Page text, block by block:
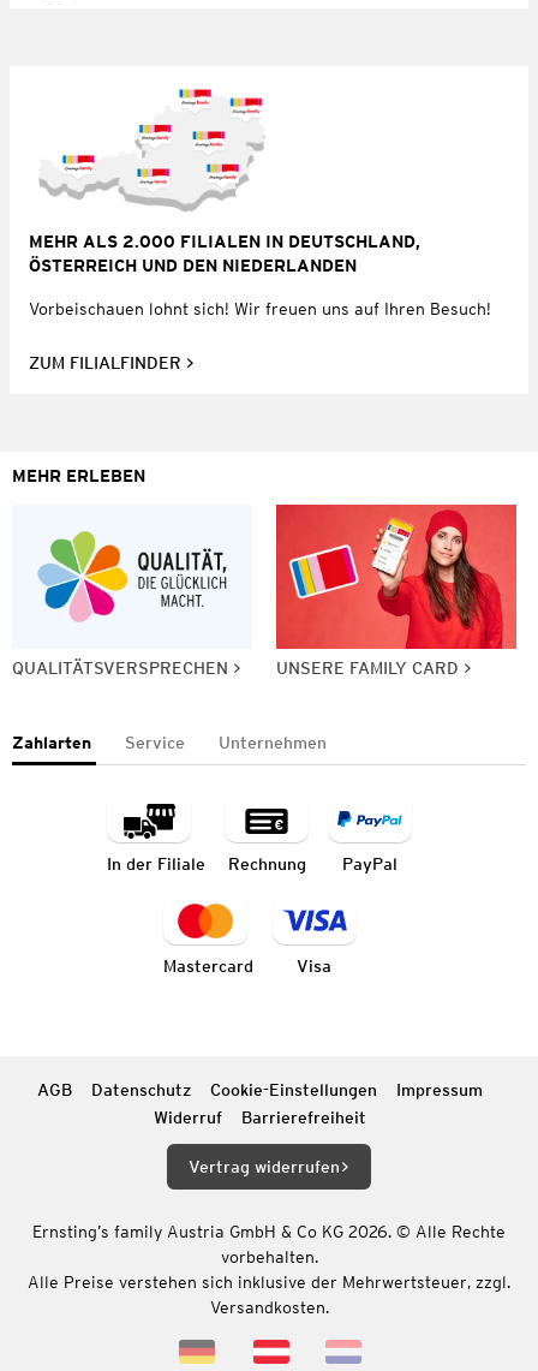
MEHR ALS 2.000 FILIALEN IN DEUTSCHLAND,
ÖSTERREICH UND DEN NIEDERLANDEN
Vorbeischauen lohnt sich! Wir freuen uns auf Ihren Besuch!
ZUM FILIALFINDER
MEHR ERLEBEN
QUALITÄTSVERSPRECHEN UNSERE FAMILY CARD
Zahlarten Service Unternehmen
In der Filiale Rechnung PayPal
Mastercard Visa
AGB Datenschutz Cookie-Einstellungen
Impressum
Widerruf
Barrierefreiheit
Vertrag widerrufen
Ernsting’s family Austria GmbH & Co KG 2026. © Alle Rechte
vorbehalten.
Alle Preise verstehen sich inklusive der Mehrwertsteuer, zzgl.
Versandkosten.